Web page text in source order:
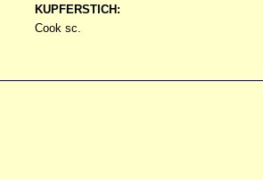
KUPFERSTICH:
Cook sc.